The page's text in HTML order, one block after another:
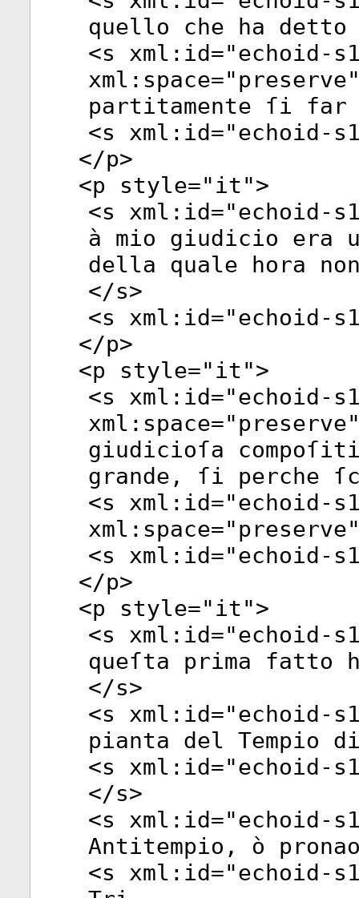
quello che ha
<s xml:id="echoid-
xml:space="preserve
partitamente ſi far
<s xml:id="echoid-
</p>
<p style="it">
<s xml:id="echoid-
à mio giudicio era
della quale hora
</s>
<s xml:id="echoid-
</p>
<p style="it">
<s xml:id="echoid-
xml:space="preserve
giudicioſa
grande, ſi perche
<s xml:id="echoid-
xml:space="preserve
<s xml:id="echoid-
</p>
<p style="it">
<s xml:id="echoid-
queſta prima fatto
</s>
<s xml:id="echoid-
pianta del Tempio
<s xml:id="echoid-
</s>
<s xml:id="echoid-
Antitempio, ò
<s xml:id="echoid-